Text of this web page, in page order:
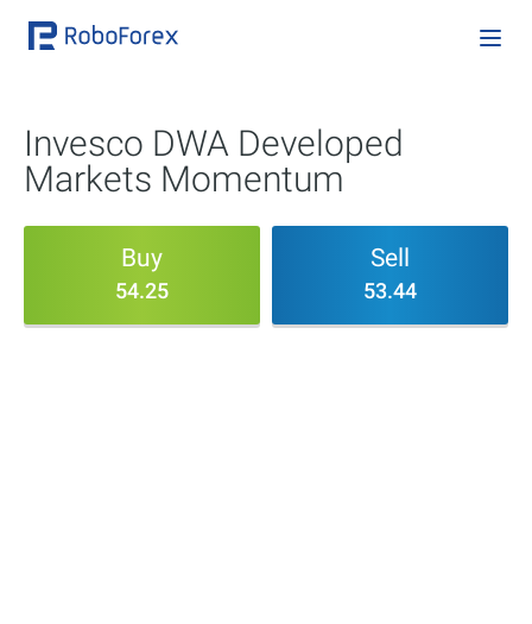
Invesco DWA Developed
Markets Momentum
Buy
54.25
Sell
53.44